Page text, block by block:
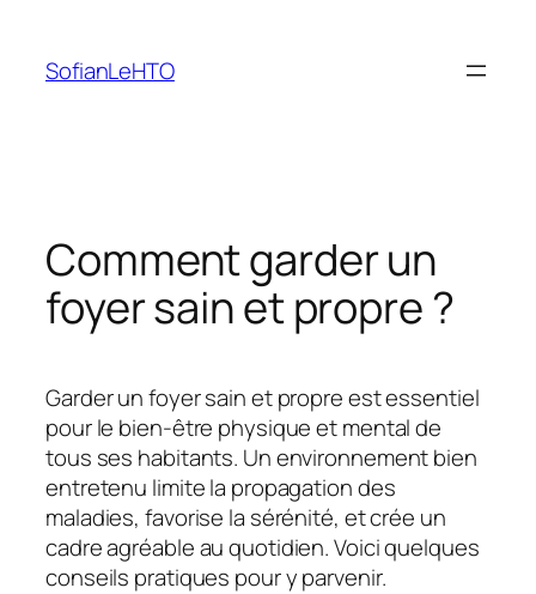
contenu
SofianLeHTO
Comment garder un
foyer sain et propre ?
Garder un foyer sain et propre est essentiel
pour le bien-être physique et mental de
tous ses habitants. Un environnement bien
entretenu limite la propagation des
maladies, favorise la sérénité, et crée un
cadre agréable au quotidien. Voici quelques
conseils pratiques pour y parvenir.